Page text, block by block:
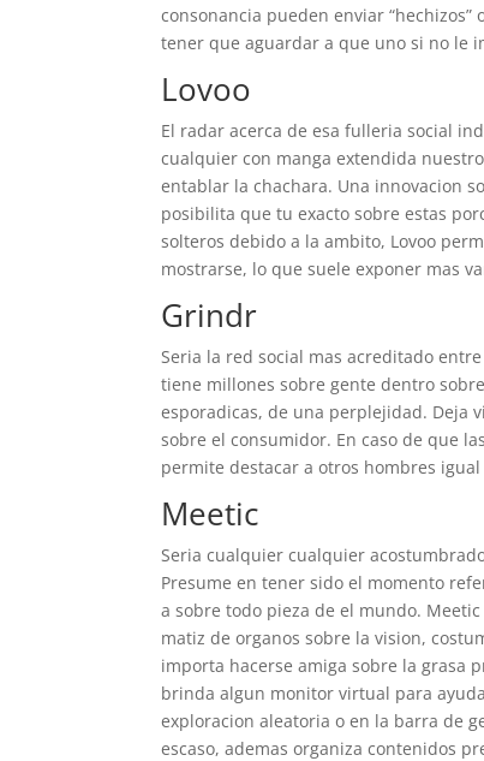
consonancia pueden enviar
tener que aguardar a que uno si no le
Lovoo
El radar acerca de esa fulleria social
cualquier con manga extendida
entablar la chachara. Una innovacion
posibilita que tu exacto sobre estas
solteros debido a la ambito, Lovoo
mostrarse, lo que suele exponer mas
Grindr
Seria la red social mas acreditado
tiene millones sobre gente dentro
esporadicas, de una perplejidad. Deja
sobre el consumidor. En caso de que
permite destacar a otros hombres
Meetic
Seri­a cualquier cualquier
Presume en tener sido el momento
a sobre todo pieza de el mundo.
matiz de organos sobre la vision,
importa hacerse amiga sobre la grasa
brinda algun monitor virtual para
exploracion aleatoria o en la barra de
escaso, ademas organiza contenidos